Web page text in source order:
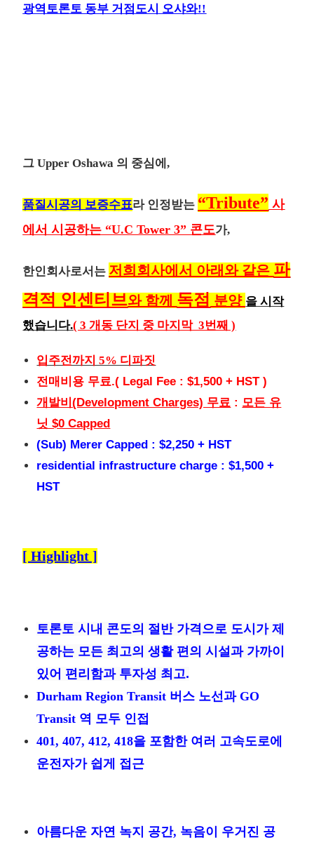
광역토론토 동부 거점도시 오샤와!!
그 Upper Oshawa 의 중심에,
품질시공의 보증수표라 인정받는 “Tribute” 사
에서 시공하는 “U.C Tower 3” 콘도가,
한인회사로서는 저희회사에서 아래와 같은 파
격적 인센티브와 함께 독점 분양 을 시작
했습니다.( 3 개동 단지 중 마지막 3번째 )
입주전까지 5% 디파짓
전매비용 무료.( Legal Fee : $1,500 + HST )
개발비(Development Charges) 무료 : 모든 유
닛 $0 Capped
(Sub) Merer Capped : $2,250 + HST
residential infrastructure charge : $1,500 +
HST
[ Highlight ]
토론토 시내 콘도의 절반 가격으로 도시가 제
공하는 모든 최고의 생활 편의 시설과 가까이
있어 편리함과 투자성 최고.
Durham Region Transit 버스 노선과 GO
Transit 역 모두 인접
401, 407, 412, 418을 포함한 여러 고속도로에
운전자가 쉽게 접근
아름다운 자연 녹지 공간, 녹음이 우거진 공